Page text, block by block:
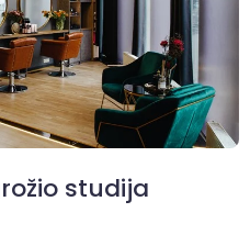
studija